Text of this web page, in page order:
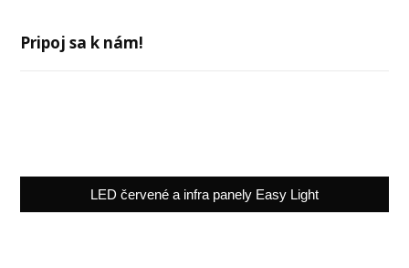
Pripoj sa k nám!
LED červené a infra panely Easy Light